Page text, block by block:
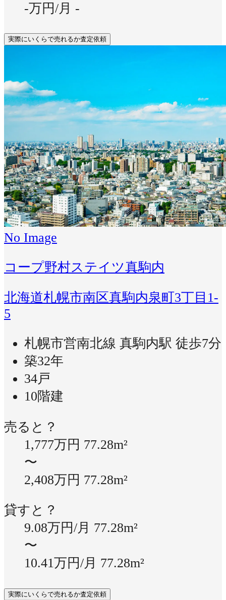
-万円/月 -
実際にいくらで売れるか査定依頼
No Image
コープ野村ステイツ真駒内
北海道札幌市南区真駒内泉町3丁目1-
5
札幌市営南北線 真駒内駅 徒歩7分
築32年
34戸
10階建
売ると？
1,777万円 77.28m²
〜
2,408万円 77.28m²
貸すと？
9.08万円/月 77.28m²
〜
10.41万円/月 77.28m²
実際にいくらで売れるか査定依頼